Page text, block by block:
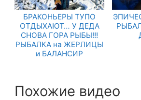
БРАКОНЬЕРЫ ТУПО
ОТДЫХАЮТ… У ДЕДА
СНОВА ГОРА РЫБЫ!!!
РЫБАЛКА на ЖЕРЛИЦЫ
и БАЛАНСИР
Похожие видео